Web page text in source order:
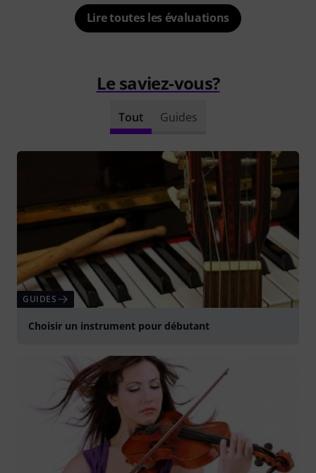
Lire toutes les évaluations
Le saviez-vous?
Tout Guides
GUIDES
Choisir un instrument pour débutant